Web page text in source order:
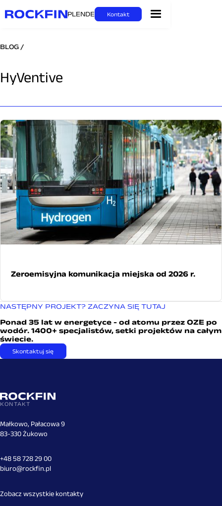
PL ENDE Kontakt
BLOG /
HyVentive
Zeroemisyjna komunikacja miejska od 2026 r.
NASTĘPNY PROJEKT? ZACZYNA SIĘ TUTAJ
Ponad 35 lat w energetyce - od atomu przez OZE po
wodór. 1400+ specjalistów, setki projektów na całym
świecie.
Skontaktuj się
KONTAKT
Małkowo, Pałacowa 9
83-330 Żukowo
+48 58 728 29 00
biuro@rockfin.pl
Zobacz wszystkie kontakty